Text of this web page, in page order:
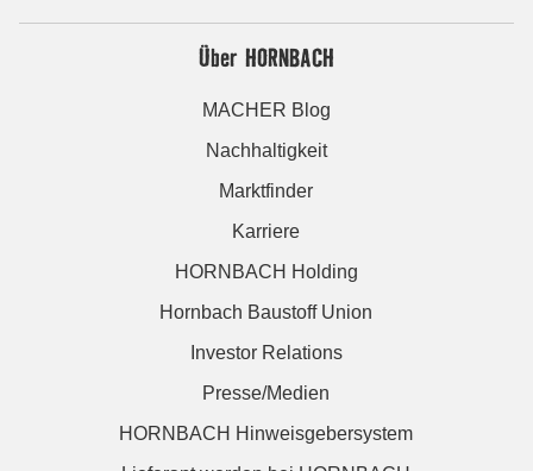
Über HORNBACH
MACHER Blog
Nachhaltigkeit
Marktfinder
Karriere
HORNBACH Holding
Hornbach Baustoff Union
Investor Relations
Presse/Medien
HORNBACH Hinweisgebersystem